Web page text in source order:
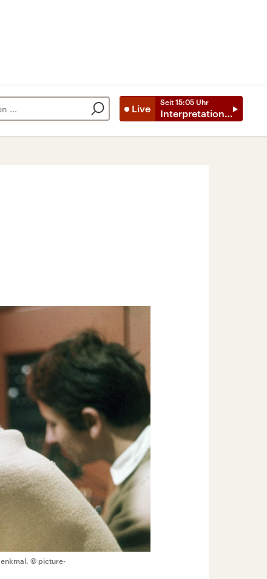
Live
Seit 15:05 Uhr
Interpretationen
© picture-